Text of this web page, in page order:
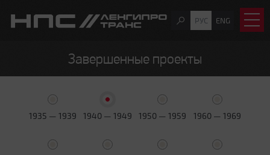
РУС ENG
Завершенные проекты
1935 — 1939 1940 — 1949 1950 — 1959 1960 — 1969